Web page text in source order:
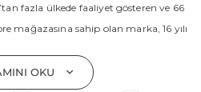
fazla ülkede faaliyet gösteren ve 66
mağazasına sahip olan marka, 16 yılı
odası, home ofis ve ev dekorasyon
OKU